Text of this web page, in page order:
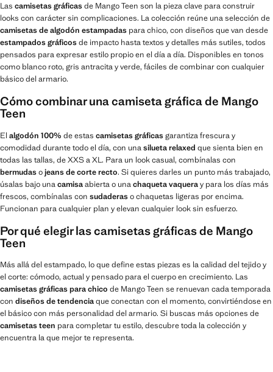
Las camisetas gráficasde Mango Teen son la pieza clave para construir
looks con carácter sin complicaciones. La colección reúne una selección de
camisetas de algodón estampadas para chico, con diseños que van desde
estampados gráficosde impacto hasta textos y detalles más sutiles, todos
pensados para expresar estilo propio en el día a día. Disponibles en tonos
como blanco roto, gris antracita y verde, fáciles de combinar con cualquier
básico del armario.
Cómo combinar una camiseta gráfica de Mango
Teen
El algodón 100% de estas camisetas gráficasgarantiza frescura y
comodidad durante todo el día, con unasilueta relaxed que sienta bien en
todas las tallas, de XXS a XL. Para un look casual, combínalas con
bermudasojeans de corte recto. Si quieres darles un punto más trabajado,
úsalas bajo unacamisaabierta o unachaqueta vaqueray para los días más
frescos, combínalas con sudaderaso chaquetas ligeras por encima.
Funcionan para cualquier plan y elevan cualquier look sin esfuerzo.
Por qué elegir las camisetas gráficas de Mango
Teen
Más allá del estampado, lo que define estas piezas es la calidad del tejido y
el corte: cómodo, actual y pensado para el cuerpo en crecimiento. Las
camisetas gráficas para chico de Mango Teen se renuevan cada temporada
con diseños de tendenciaque conectan con el momento, convirtiéndose en
el básico con más personalidad del armario. Si buscas más opciones de
camisetas teen para completar tu estilo, descubre toda la colección y
encuentra la que mejor te representa.